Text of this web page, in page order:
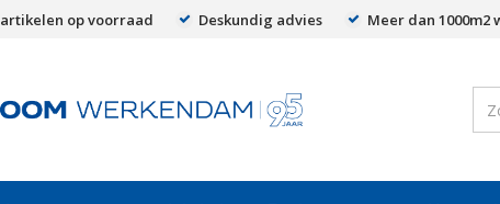
artikelen op voorraad Deskundig advies Meer dan